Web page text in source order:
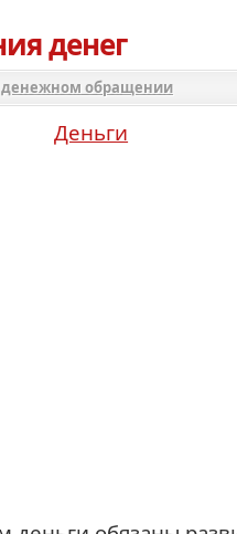
денег
денежном обращении